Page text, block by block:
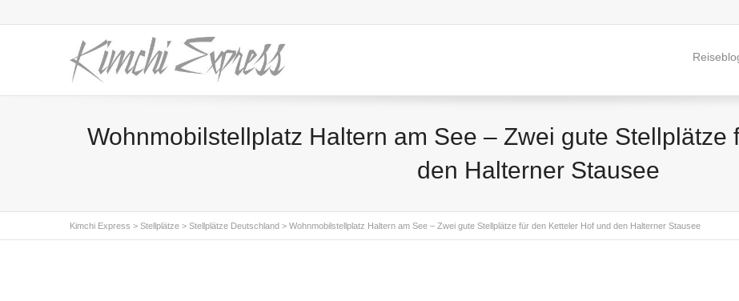
Wohnmobilstellplatz Haltern am See – Zwei gute Stellplätze
den Halterner Stausee
Kimchi Express > Stellplätze > Stellplätze Deutschland > Wohnmobilstellplatz Haltern am See – Zwei gute Stellplätze für den Ketteler Hof und den Halterner Stausee